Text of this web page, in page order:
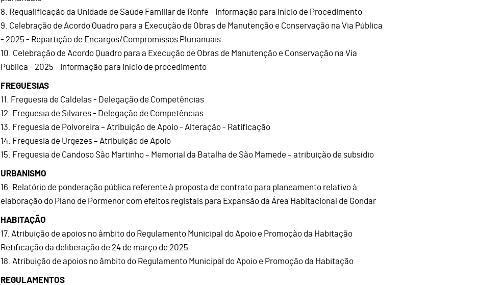
8. Requalificação da Unidade de Saúde Familiar de Ronfe - Informação para Início de Procedimento
9. Celebração de Acordo Quadro para a Execução de Obras de Manutenção e Conservação na Via Pública
- 2025 - Repartição de Encargos/Compromissos Plurianuais
10. Celebração de Acordo Quadro para a Execução de Obras de Manutenção e Conservação na Via
Pública - 2025 - Informação para início de procedimento
FREGUESIAS
11. Freguesia de Caldelas - Delegação de Competências
12. Freguesia de Silvares - Delegação de Competências
13. Freguesia de Polvoreira – Atribuição de Apoio - Alteração - Ratificação
14. Freguesia de Urgezes – Atribuição de Apoio
15. Freguesia de Candoso São Martinho – Memorial da Batalha de São Mamede – atribuição de subsídio
URBANISMO
16. Relatório de ponderação pública referente à proposta de contrato para planeamento relativo à
elaboração do Plano de Pormenor com efeitos registais para Expansão da Área Habitacional de Gondar
HABITAÇÃO
17. Atribuição de apoios no âmbito do Regulamento Municipal do Apoio e Promoção da Habitação
Retificação da deliberação de 24 de março de 2025
18. Atribuição de apoios no âmbito do Regulamento Municipal do Apoio e Promoção da Habitação
REGULAMENTOS